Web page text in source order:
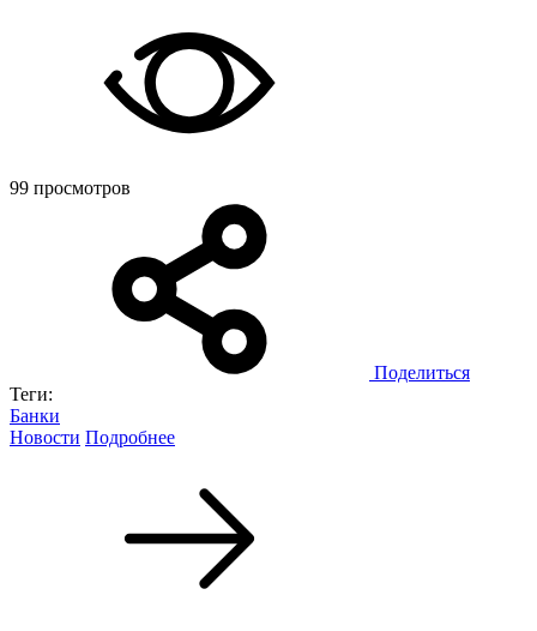
99 просмотров
Поделиться
Теги:
Банки
Новости Подробнее